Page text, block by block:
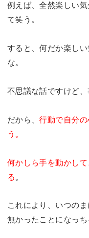
例えば、全然楽しい
て笑う。
すると、何だか楽し
な。
不思議な話ですけど、
だから、行動で自分
う。
何かしら手を動かし
る
これにより、いつのま
無かったことになっち